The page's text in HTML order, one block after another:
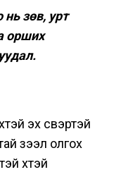
нь зөв, урт
орших
эх үүсвэртэй
зээл олгох
хүүтэй